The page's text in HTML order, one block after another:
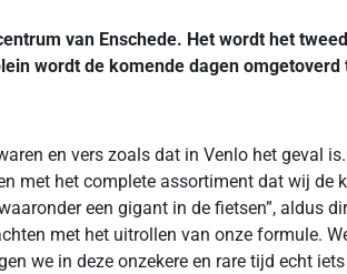
van Enschede. Het wordt het
wordt de komende dagen
en vers zoals dat in Venlo het geval
met het complete assortiment dat wij de
een gigant in de fietsen”, aldus
met het uitrollen van onze formule.
we in deze onzekere en rare tijd echt